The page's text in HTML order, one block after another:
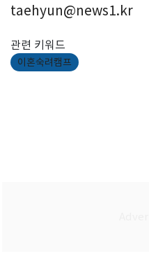
taehyun@news1.kr
관련 키워드
이혼숙려캠프